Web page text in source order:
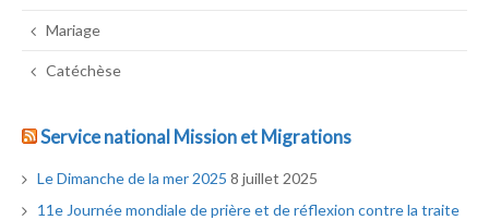
Mariage
Catéchèse
Service national Mission et Migrations
Le Dimanche de la mer 2025 8 juillet 2025
11e Journée mondiale de prière et de réflexion contre la traite